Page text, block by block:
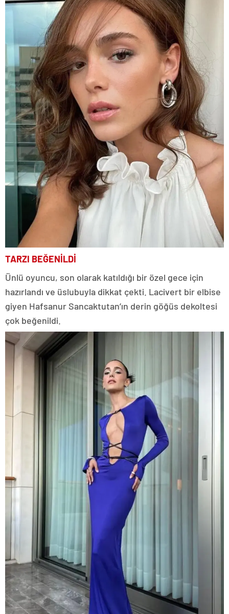
TARZI BEĞENİLDİ
Ünlü oyuncu, son olarak katıldığı bir özel gece için
hazırlandı ve üslubuyla dikkat çekti. Lacivert bir elbise
giyen Hafsanur Sancaktutan’ın derin göğüs dekoltesi
çok beğenildi.